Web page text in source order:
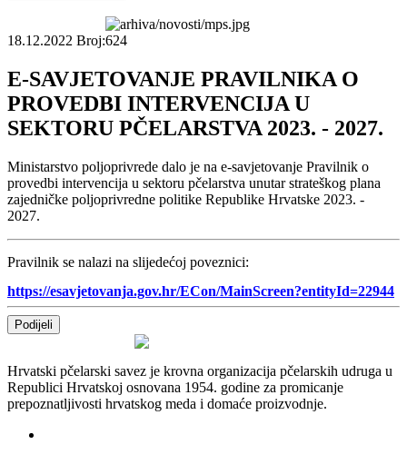
18.12.2022 Broj:624
E-SAVJETOVANJE PRAVILNIKA O
PROVEDBI INTERVENCIJA U
SEKTORU PČELARSTVA 2023. - 2027.
Ministarstvo poljoprivrede dalo je na e-savjetovanje Pravilnik o
provedbi intervencija u sektoru pčelarstva unutar strateškog plana
zajedničke poljoprivredne politike Republike Hrvatske 2023. -
2027.
Pravilnik se nalazi na slijedećoj poveznici:
https://esavjetovanja.gov.hr/ECon/MainScreen?entityId=22944
Podijeli
Hrvatski pčelarski savez je krovna organizacija pčelarskih udruga u
Republici Hrvatskoj osnovana 1954. godine za promicanje
prepoznatljivosti hrvatskog meda i domaće proizvodnje.